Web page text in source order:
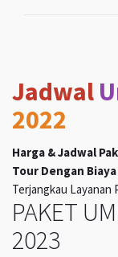
Jadwal
2022
Harga & Jadwal
Tour Dengan Biaya
Terjangkau Layanan
PAKET
2023